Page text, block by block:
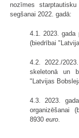
nozīmes
segšanai 2022. gadā:
4.1. 2023. gada
(biedrībai
4.2. 2022./
skeletonā un
"Latvijas
4.3. 2023.
organizēšanai
8930 euro